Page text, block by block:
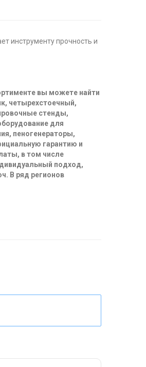
инструменту прочность и
вы можете найти
четырехстоечный,
стенды,
для
пеногенераторы,
гарантию и
в том числе
подход,
В ряд регионов